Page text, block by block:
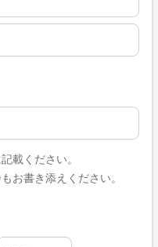
載ください。
お書き添えください。